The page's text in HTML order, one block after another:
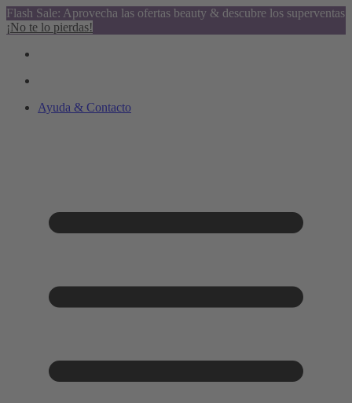
Flash Sale: Aprovecha las ofertas beauty & descubre los superventas
¡No te lo pierdas!
Ayuda & Contacto